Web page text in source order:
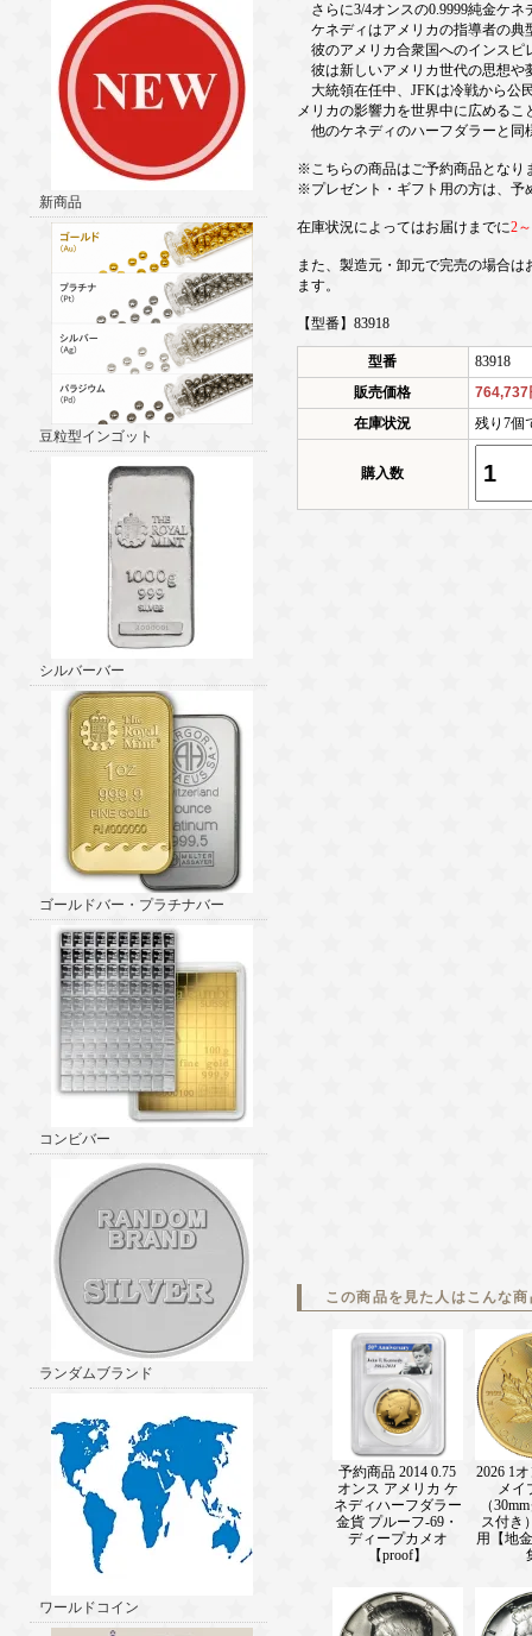
新商品
豆粒型インゴット
シルバーバー
ゴールドバー・プラチナバー
コンビバー
ランダムブランド
ワールドコイン
さらに3/4オンスの0.9999純金ケ
ケネディはアメリカの指導者の典
彼のアメリカ合衆国へのインスピ
彼は新しいアメリカ世代の思想や
大統領在任中、JFKは冷戦から公
メリカの影響力を世界中に広める
他のケネディのハーフダラーと同
※こちらの商品はご予約商品となり
※プレゼント・ギフト用の方は、予
在庫状況によってはお届けまでに2
また、製造元・卸元で完売の場合
ます。
【型番】83918
型番
83918
販売価格
764,737
在庫状況
残り7個
購入数
この商品を見た人はこんな
予約商品 2014 0.75
オンス アメリカ ケ
ネディハーフダラー
金貨 プルーフ-69・
ディープカメオ
【proof】
2026 1
メイ
（
ス付き
用【地